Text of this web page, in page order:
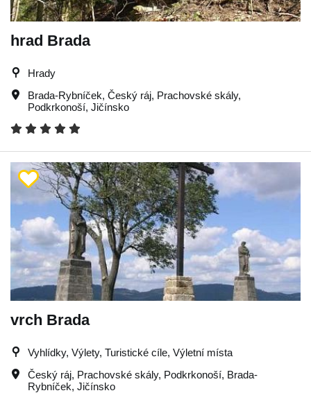
hrad Brada
Hrady
Brada-Rybníček, Český ráj, Prachovské skály,
Podkrkonoší, Jičínsko
vrch Brada
Vyhlídky, Výlety, Turistické cíle, Výletní místa
Český ráj, Prachovské skály, Podkrkonoší, Brada-
Rybníček, Jičínsko